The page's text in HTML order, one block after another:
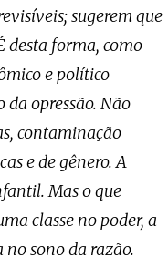
sugerem que
desta forma, como
e político
opressão. Não
contaminação
e de gênero. A
Mas o que
classe no poder, a
sono da razão.